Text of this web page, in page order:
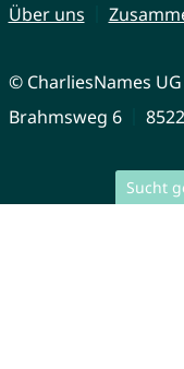
Sucht
Über uns
© CharliesNames
Brahmsweg 6